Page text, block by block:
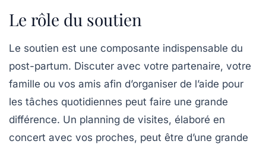
Le rôle du soutien
Le soutien est une composante indispensable du
post-partum. Discuter avec votre partenaire, votre
famille ou vos amis afin d’organiser de l’aide pour
les tâches quotidiennes peut faire une grande
différence. Un planning de visites, élaboré en
concert avec vos proches, peut être d’une grande